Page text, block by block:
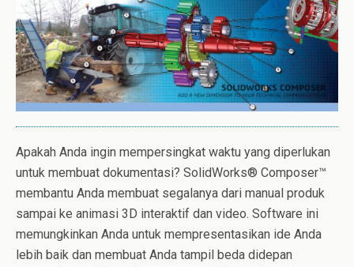
Apakah Anda ingin mempersingkat waktu yang diperlukan
untuk membuat dokumentasi? SolidWorks® Composer™
membantu Anda membuat segalanya dari manual produk
sampai ke animasi 3D interaktif dan video. Software ini
memungkinkan Anda untuk mempresentasikan ide Anda
lebih baik dan membuat Anda tampil beda didepan